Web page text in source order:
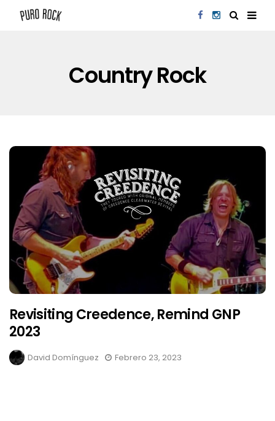
Country Rock
Revisiting Creedence, Remind GNP
2023
David Domínguez Febrero 23, 2023